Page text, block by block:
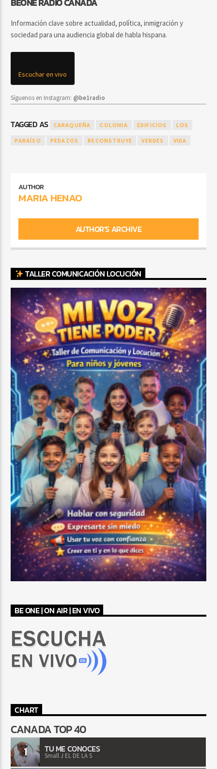
BEONE RADIO CANADA
Información clave sobre actualidad, política, inmigración y
sociedad para una audiencia global de habla hispana.
Escuchar en vivo
Síguenos en Instagram: @be1radio
TAGGED AS CARAQUEÑA COLONIA EDIFICIOS LOS
PARAÍSO PEDAZOS RECONSTRUYE VERDES VIDA
AUTHOR
MARIA HENAO
AUTHOR'S ARCHIVE
TALLER COMUNICACIÓN LOCUCIÓN
BE ONE | ON AIR | EN VIVO
CHART
CANADA TOP 40
1 TU ME CONOCES
Small J EL DE LA S